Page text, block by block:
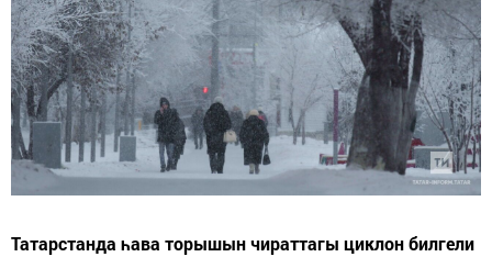
Татарстанда һава торышын чираттагы циклон билгели